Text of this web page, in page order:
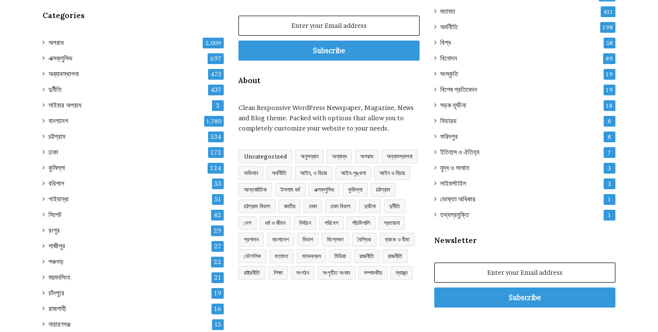
Categories
অপরাধ 2,009
এক্সক্লুসিভ 697
অব্যাবস্থাপনা 473
দুর্নীতি 437
সাইবার অপরাধ 2
বাংলাদেশ 1,780
চট্টগ্রাম 534
ঢাকা 172
কুমিল্লা 124
বরিশাল 53
গাইবান্ধা 51
সিলেট 42
রংপুর 29
গাজীপুর 27
পঞ্চগড় 22
ময়মনসিংহ 21
চাঁদপুরে 19
রাজশাহী 16
নারায়ণগঞ্জ 15
Email
About
Clean Responsive WordPress Newspaper, Magazine, News
and Blog theme. Packed with options that allow you to
completely customize your website to your needs.
Uncategorized অনুসন্ধান অন্যান্য অপরাধ অব্যাবস্থাপনা
অভিযান অর্থনীতি আইন, ও বিচার আইন-শৃঙ্খলা আইন ও বিচার
আন্তর্জাতিক ইসলাম ধর্ম এক্সক্লুসিভ কুমিল্লা চট্টগ্রাম
চট্টগ্রাম বিভাগ জাতীয় ঢাকা ঢাকা বিভাগ দুর্ঘটনা দুর্নীতি
দেশ ধর্ম ও জীবন নির্বাচন পরিবেশ পাঁচমিশালি প্রতারনা
প্রশাসন বাংলাদেশ বিভাগ বিশ্লেষণ বৈশ্বিক ব্যাংক ও বীমা
ভৌগলিক মতামত মানববন্ধন মিডিয়া রাজনীতি রাজনীতি
রাষ্ট্রনীতি শিক্ষা সংগঠন সংগৃহীত সংবাদ সম্পাদকীয় স্বাস্থ্য
মতামত 411
অর্থনীতি 198
বিশ্ব 58
বিনোদন 89
সংস্কৃতি 19
বিশেষ প্রতিবেদন 19
সড়ক দূর্ঘটনা 18
ফিচারড 8
ফরিদপুর 8
ইতিহাস ও ঐতিহ্য 7
যুদ্ধ ও সংঘাত 3
লাইফস্টাইল 2
ভোক্তা অধিকার 1
তথ্যপ্রযুক্তি 1
Newsletter
Email